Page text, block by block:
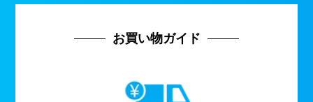
お買い物ガイド